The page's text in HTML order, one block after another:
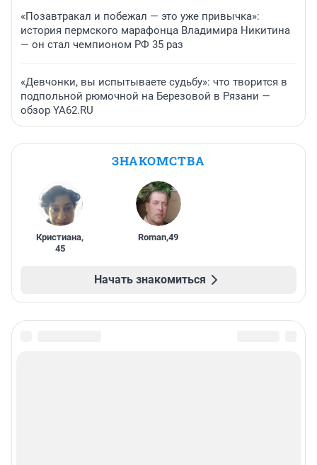
«Позавтракал и побежал — это уже привычка»:
история пермского марафонца Владимира Никитина
— он стал чемпионом РФ 35 раз
«Девчонки, вы испытываете судьбу»: что творится в
подпольной рюмочной на Березовой в Рязани —
обзор YA62.RU
ЗНАКОМСТВА
Кристиана,
45
Roman,49
Начать знакомиться